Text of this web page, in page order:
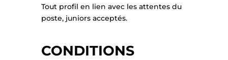
Tout profil en lien avec les attentes du
poste, juniors acceptés.
CONDITIONS